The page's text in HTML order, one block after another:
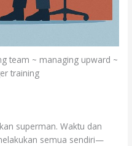
team ~ managing upward ~
training
super­man. Waktu dan
semua sendiri—